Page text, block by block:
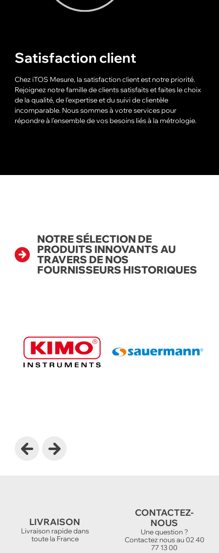
Satisfaction client
Chez iTOS Mesure, la satisfaction client est notre priorité.
Rejoignez notre famille de clients satisfaits et faites le choix
de la qualité, de l’expertise et du suivi de clientèle
incomparable. Nous sommes à votre services pour
répondre à l’ensemble de vos besoins liés à la métrologie.
NOTRE SÉLECTION DE
PRODUITS INNOVANTS AU
TRAVERS DE NOS
FOURNISSEURS HISTORIQUES
LIVRAISON
Livraison rapide dans
toute la France
CONTACTEZ-
NOUS
Une question ?
Contactez nous au 02 40
77 13 00